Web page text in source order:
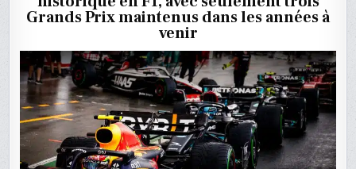
PRIX
RÉDUIT
Grands Prix maintenus dans les années à
venir